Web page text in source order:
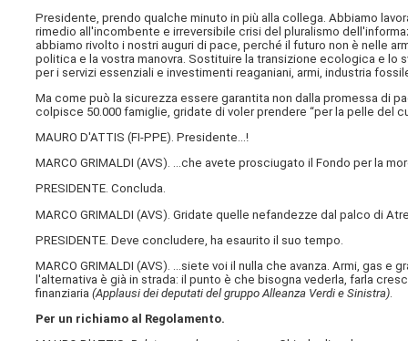
Presidente, prendo qualche minuto in più alla collega. Abbiamo
rimedio all'incombente e irreversibile crisi del pluralismo
abbiamo rivolto i nostri auguri di pace, perché il futuro non è nelle
politica e la vostra manovra. Sostituire la transizione ecologica e
per i servizi essenziali e investimenti reaganiani, armi, industria
Ma come può la sicurezza essere garantita non dalla promessa di
colpisce 50.000 famiglie, gridate di voler prendere “per la pelle del
MAURO D'ATTIS (FI-PPE). Presidente…!
MARCO GRIMALDI (AVS). …che avete prosciugato il Fondo per la
PRESIDENTE. Concluda.
MARCO GRIMALDI (AVS). Gridate quelle nefandezze dal palco di
PRESIDENTE. Deve concludere, ha esaurito il suo tempo.
MARCO GRIMALDI (AVS). …siete voi il nulla che avanza. Armi, gas e
l'alternativa è già in strada: il punto è che bisogna vederla, farla
finanziaria(Applausi dei deputati del gruppo Alleanza Verdi e Sinistra)
Per un richiamo al Regolamento.